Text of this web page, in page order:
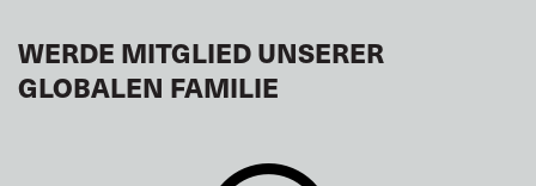
WERDE MITGLIED UNSERER
GLOBALEN FAMILIE